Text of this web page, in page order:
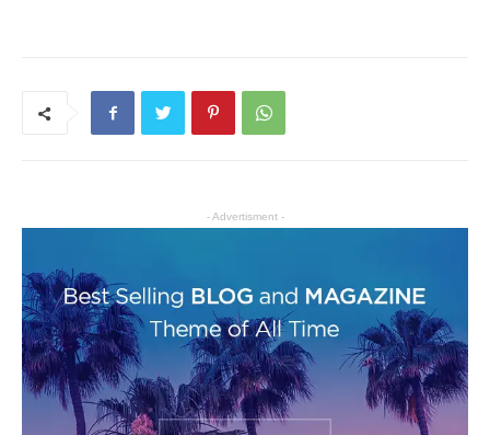
- Advertisment -